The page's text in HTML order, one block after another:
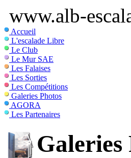
www.alb-
Accueil
L'escalade Libre
Le Club
Le Mur SAE
Les Falaises
Les Sorties
Les Compétitions
Galeries Photos
AGORA
Les Partenaires
Galeries